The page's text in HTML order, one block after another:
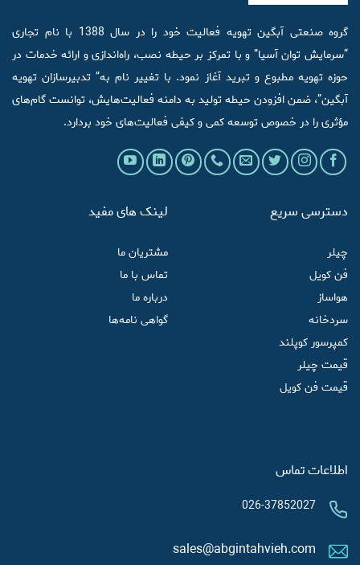
گروه صنعتی آبگین تهویه فعالیت خود را در سال 1388 با نام تجاری
“سرمایش توان آسیا” و با تمرکز بر حیطه نصب، راه‌اندازی و ارائه خدمات در
حوزه تهویه مطبوع و تبرید آغاز نمود. با تغییر نام به” تدبیرسازان تهویه
آبگین”، ضمن افزودن حیطه تولید به دامنه فعالیت‌هایش، توانست گام‌های
مؤثری را در خصوص توسعه کمی و کیفی فعالیت‌های خود بردارد.
دسترسی سریع
چیلر
فن کویل
هواساز
سردخانه
کمپرسور کوپلند
قیمت چیلر
قیمت فن کویل
لینک های مفید
مشتریان ما
تماس با ما
درباره ما
گواهی نامه‌ها
اطلاعات تماس
026-37852027
sales@abgintahvieh.com